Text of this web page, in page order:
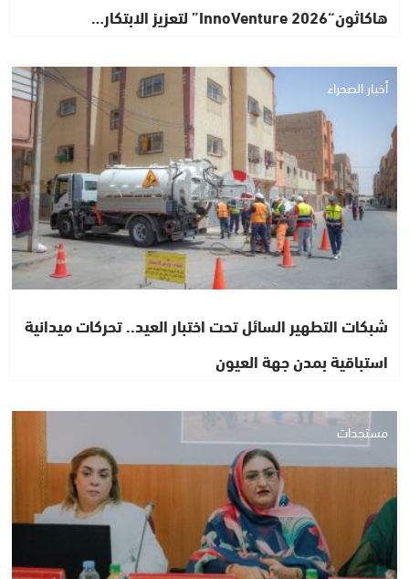
هاكاثون“InnoVenture 2026” لتعزيز الابتكار…
أخبار الصحراء
شبكات التطهير السائل تحت اختبار العيد.. تحركات ميدانية
استباقية بمدن جهة العيون
مستجدات